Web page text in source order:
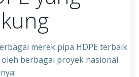
merek pipa HDPE terbaik
berbagai proyek nasional